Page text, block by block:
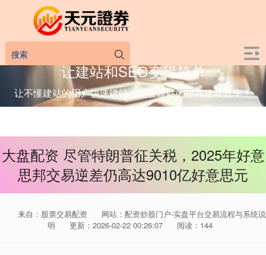
让建站和SEO变得简单
让不懂建站的用户快速建站，让会建站的提高建站效率！
大盘配资 尽管特朗普征关税，2025年好意
思邦交易逆差仍高达9010亿好意思元
来自：股票交易配资
网站：配资炒股门户-实盘平台交易流程与系统说
明
更新：2026-02-22 00:26:07 阅读：144